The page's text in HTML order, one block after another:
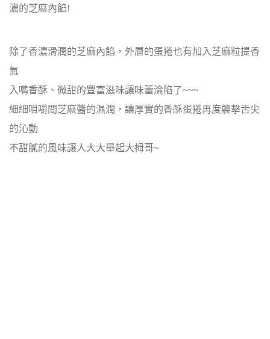
濃的芝麻內餡!
除了香濃滑潤的芝麻內餡，外層的蛋捲也有加入芝麻粒提香
氣
入嘴香酥、微甜的豐富滋味讓味蕾淪陷了~~~
細細咀嚼間芝麻醬的濕潤，讓厚實的香酥蛋捲再度襲擊舌尖
的沁動
不甜膩的風味讓人大大舉起大拇哥~